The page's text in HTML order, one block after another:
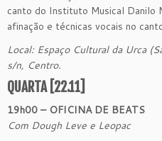
canto do Instituto Musical Danilo
afinação e técnicas vocais no
Local: Espaço Cultural da Urca
s/n, Centro.
QUARTA [22.11]
19h00 – OFICINA DE BEATS
Com Dough Leve e Leopac